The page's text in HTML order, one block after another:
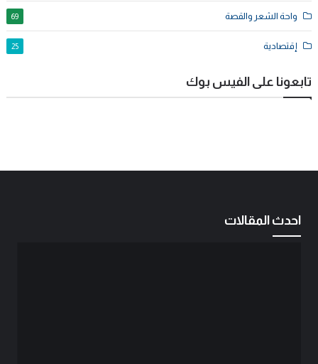
واحة الشعر والقصة 69
إقتصادية 25
تابعونا على الفيس بوك
احدث المقالات